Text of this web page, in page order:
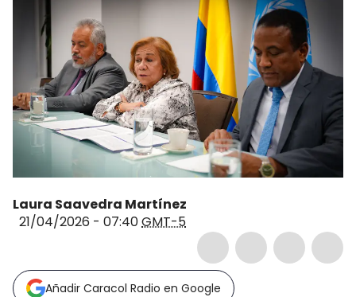
Laura Saavedra Martínez
21/04/2026 - 07:40GMT-5
Añadir Caracol Radio en Google